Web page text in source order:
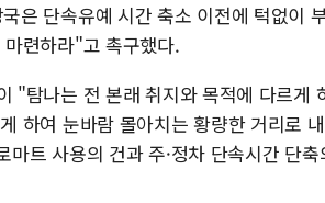
은 단속유예 시간 축소 이전에 턱없이
련하라"고 촉구했다.
"탐나는 전 본래 취지와 목적에 다르게
하여 눈바람 몰아치는 황량한 거리로
트 사용의 건과 주·정차 단속시간 단